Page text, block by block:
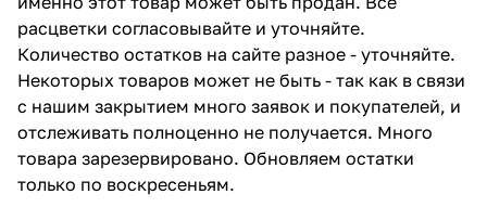
расцветки согласовывайте и уточняйте.
Количество остатков на сайте разное - уточняйте.
Некоторых товаров может не быть - так как в связи
с нашим закрытием много заявок и покупателей, и
отслеживать полноценно не получается. Много
товара зарезервировано. Обновляем остатки
только по воскресеньям.